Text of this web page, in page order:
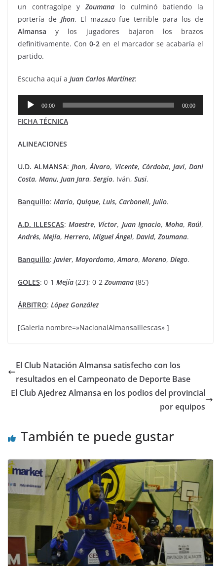
un contragolpe yZoumanalo culminó batiendo la
portería de Jhon. El mazazo fue terrible para los de
Almansa y los jugadores bajaron los brazos
definitivamente. Con0-2 en el marcador se acabaría el
partido.
Escucha aquí a Juan Carlos Martínez:
Reproductor
de
00:00 00:00
FICHA TÉCNICA
ALINEACIONES
U.D. ALMANSA:Jhon,Álvaro, Vicente, Córdoba, Javi,Dani
Costa, Manu, Juan Jara, Sergio, Iván, Susi.
Banquillo: Mario, Quique, Luis, Carbonell, Julio.
A.D. ILLESCAS:Maestre, Víctor, Juan Ignacio, Moha,Raúl,
Andrés, Mejía, Herrero, Miguel Ángel, David,Zoumana.
Banquillo: Javier, Mayordomo,Amaro, Moreno, Diego.
GOLES: 0-1 Mejía (23’); 0-2Zoumana (85’)
ÁRBITRO: López González
[Galeria nombre=»NacionalAlmansaIllescas» ]
El Club Natación Almansa satisfecho con los
resultados en el Campeonato de Deporte Base
El Club Ajedrez Almansa en los podios del provincial
por equipos
También te puede gustar